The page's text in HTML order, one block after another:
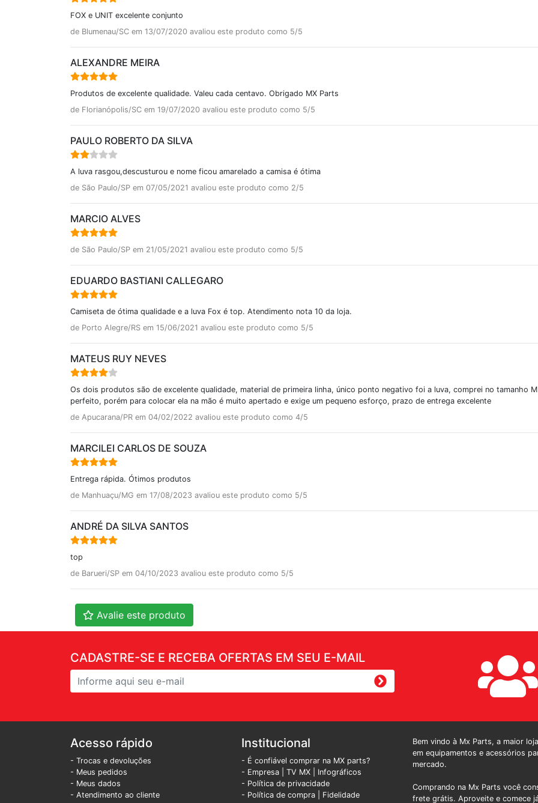
FOX e UNIT excelente conjunto
de Blumenau/SC em 13/07/2020 avaliou este produto como 5/5
ALEXANDRE MEIRA
Produtos de excelente qualidade. Valeu cada centavo. Obrigado MX Parts
de Florianópolis/SC em 19/07/2020 avaliou este produto como 5/5
PAULO ROBERTO DA SILVA
A luva rasgou,descusturou e nome ficou amarelado a camisa é ótima
de São Paulo/SP em 07/05/2021 avaliou este produto como 2/5
MARCIO ALVES
de São Paulo/SP em 21/05/2021 avaliou este produto como 5/5
EDUARDO BASTIANI CALLEGARO
Camiseta de ótima qualidade e a luva Fox é top. Atendimento nota 10 da loja.
de Porto Alegre/RS em 15/06/2021 avaliou este produto como 5/5
MATEUS RUY NEVES
Os dois produtos são de excelente qualidade, material de primeira linha, único ponto negativo foi a luva, comprei no tamanho
perfeito, porém para colocar ela na mão é muito apertado e exige um pequeno esforço, prazo de entrega excelente
de Apucarana/PR em 04/02/2022 avaliou este produto como 4/5
MARCILEI CARLOS DE SOUZA
Entrega rápida. Ótimos produtos
de Manhuaçu/MG em 17/08/2023 avaliou este produto como 5/5
ANDRÉ DA SILVA SANTOS
top
de Barueri/SP em 04/10/2023 avaliou este produto como 5/5
Avalie este produto
CADASTRE-SE E RECEBA OFERTAS EM SEU E-MAIL
Acesso rápido
- Trocas e devoluções
- Meus pedidos
- Meus dados
- Atendimento ao cliente
Institucional
- É confiável comprar na MX parts?
- Empresa
TV MX
Infográficos
- Política de privacidade
- Política de compra | Fidelidade
Bem vindo à Mx Parts, a maior
em equipamentos e acessórios
mercado.
Comprando na Mx Parts você
frete grátis. Aproveite e comece